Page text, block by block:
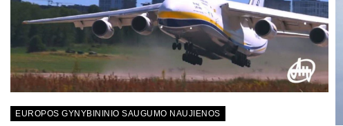
EUROPOS GYNYBININIO SAUGUMO NAUJIENOS